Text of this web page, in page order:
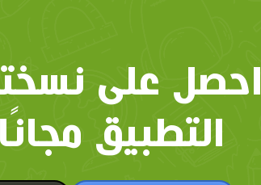
احصل على
التطبيق